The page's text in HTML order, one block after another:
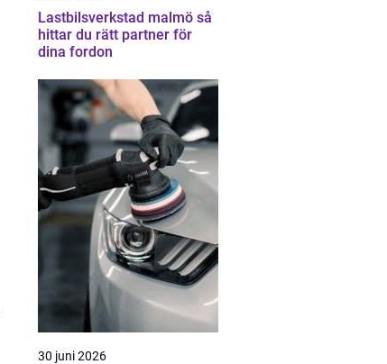
Lastbilsverkstad malmö så
hittar du rätt partner för
dina fordon
30 juni 2026